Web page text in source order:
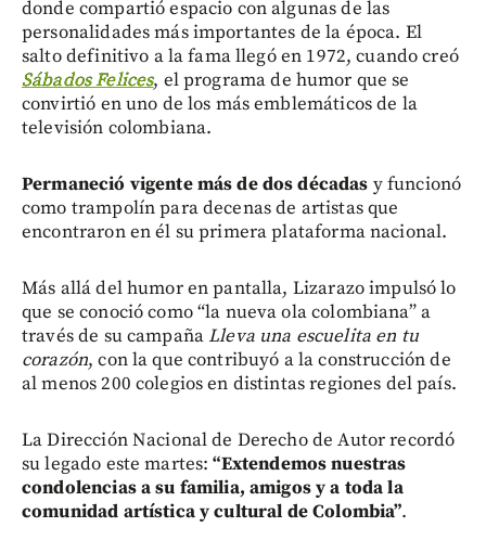
donde compartió espacio con algunas de las
personalidades más importantes de la época. El
salto definitivo a la fama llegó en 1972, cuando creó
Sábados Felices, el programa de humor que se
convirtió en uno de los más emblemáticos de la
televisión colombiana.
Permaneció vigente más de dos décadas y funcionó
como trampolín para decenas de artistas que
encontraron en él su primera plataforma nacional.
Más allá del humor en pantalla, Lizarazo impulsó lo
que se conoció como “la nueva ola colombiana” a
través de su campañaLleva una escuelita en tu
corazón, con la que contribuyó a la construcción de
al menos 200 colegios en distintas regiones del país.
La Dirección Nacional de Derecho de Autor recordó
su legado este martes:“Extendemos nuestras
condolencias a su familia, amigos y a toda la
comunidad artística y cultural de Colombia”.